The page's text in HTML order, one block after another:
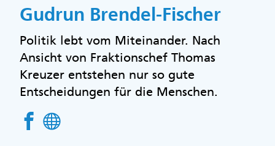
Gudrun Brendel-Fischer
Politik lebt vom Miteinander. Nach
Ansicht von Fraktionschef Thomas
Kreuzer entstehen nur so gute
Entscheidungen für die Menschen.